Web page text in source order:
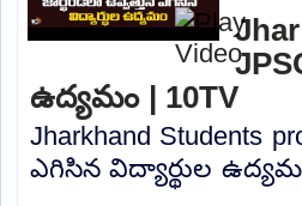
ఉద్యమం | 10TV
Jharkhand Students
ఎగిసిన విద్యార్థుల